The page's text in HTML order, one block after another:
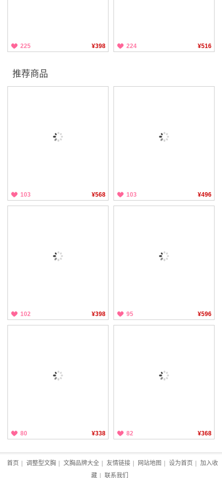
225 ¥398 224 ¥516
推荐商品
103 ¥568 103 ¥496
102 ¥398 95 ¥596
80 ¥338 82 ¥368
首页 调整型文胸 文胸品牌大全 友情链接 网站地图 设为首页
加入收
藏
联系我们